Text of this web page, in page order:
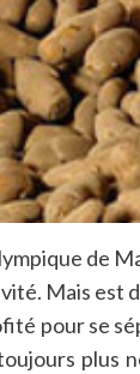
de
Mais est
pour se
plus